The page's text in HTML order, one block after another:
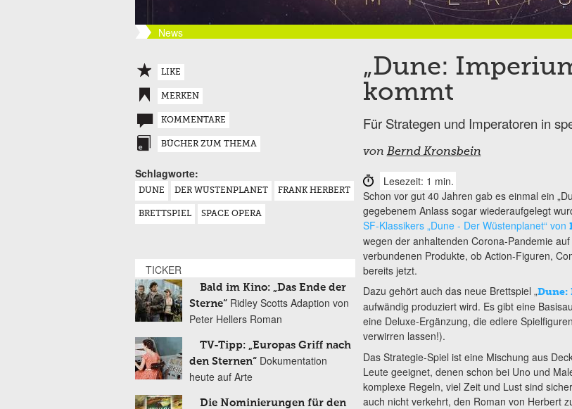
News
„Dune:
kommt
Für Strategen und Imperatoren in
von Bernd Kronsbein
Lesezeit: 1 min.
Schon vor gut 40 Jahren gab es einmal ein
gegebenem Anlass sogar wiederaufgelegt
SF-Klassikers „Dune - Der Wüstenplanet“ von
wegen der anhaltenden Corona-Pandemie
verbundenen Produkte, ob Action-Figuren,
bereits jetzt.
Dazu gehört auch das neue Brettspiel „Dune:
aufwändig produziert wird. Es gibt eine
eine Deluxe-Ergänzung, die edlere
verwirren lassen!).
Das Strategie-Spiel ist eine Mischung aus
Leute geeignet, denen schon bei Uno und
komplexe Regeln, viel Zeit und Lust sind
auch nicht verkehrt, den Roman von Herbert
LIKE
MERKEN
KOMMENTARE
BÜCHER ZUM THEMA
Schlagworte:
DUNE DER WÜSTENPLANET FRANK HERBERT
BRETTSPIEL SPACE OPERA
TICKER
Bald im Kino: „Das Ende der
Sterne“ Ridley Scotts Adaption von
Peter Hellers Roman
TV-Tipp: „Europas Griff nach
den Sternen“ Dokumentation
heute auf Arte
Die Nominierungen für den